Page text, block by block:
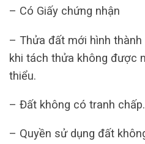
– Có Giấy chứng nhận
– Thửa đất mới hình
khi tách thửa không được
thiểu.
– Đất không có tranh chấp.
– Quyền sử dụng đất